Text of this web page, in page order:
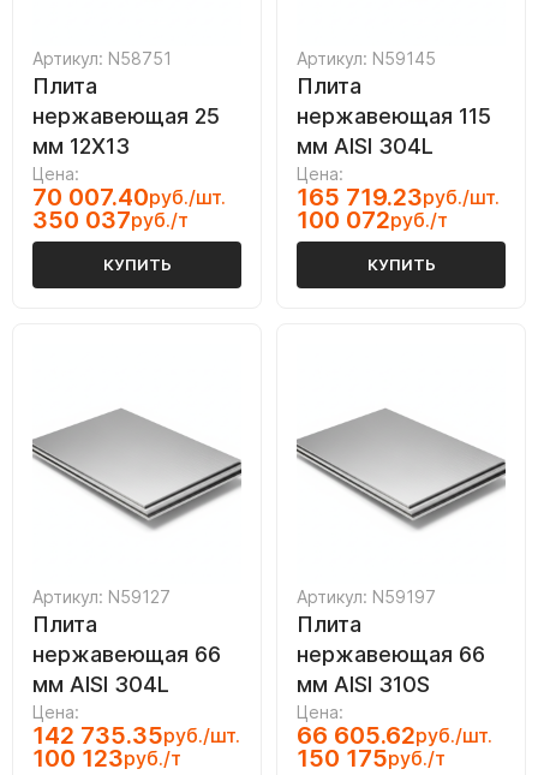
Артикул: N58751
Плита
нержавеющая 25
мм 12Х13
Цена:
70 007.40руб./шт.
350 037руб./т
КУПИТЬ
Артикул: N59145
Плита
нержавеющая 115
мм AISI 304L
Цена:
165 719.23руб./шт.
100 072руб./т
КУПИТЬ
Артикул: N59127
Плита
нержавеющая 66
мм AISI 304L
Цена:
142 735.35руб./шт.
100 123руб./т
Артикул: N59197
Плита
нержавеющая 66
мм AISI 310S
Цена:
66 605.62руб./шт.
150 175руб./т